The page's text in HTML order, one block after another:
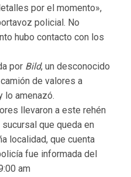
por el momento»,
policial. No
hubo contacto con los
por Bild, un desconocido
de valores a
lo amenazó.
llevaron a este rehén
que queda en
localidad, que cuenta
fue informada del
am